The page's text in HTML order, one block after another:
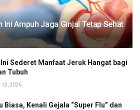
Ini Ampuh Jaga Ginjal Tetap Sehat
Sederet Manfaat Jeruk Hangat bagi
Tubuh
13, 2026
Biasa, Kenali Gejala “Super Flu” dan